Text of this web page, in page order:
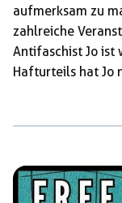
aufmerksam zu
zahlreiche
Antifaschist Jo ist
Hafturteils hat Jo
Instrument zur
dieser